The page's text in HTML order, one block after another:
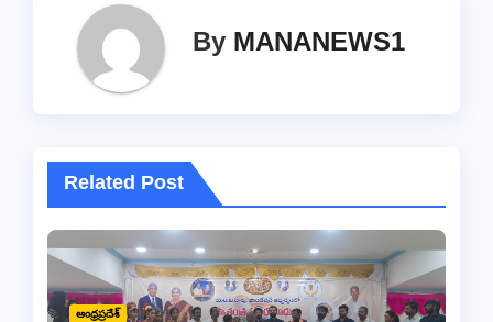
By MANANEWS1
Related Post
ఆంధ్రప్రదేశ్